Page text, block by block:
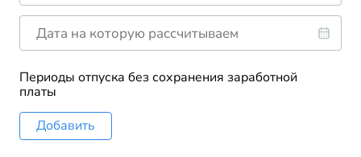
Периоды отпуска без сохранения заработной
платы
Добавить